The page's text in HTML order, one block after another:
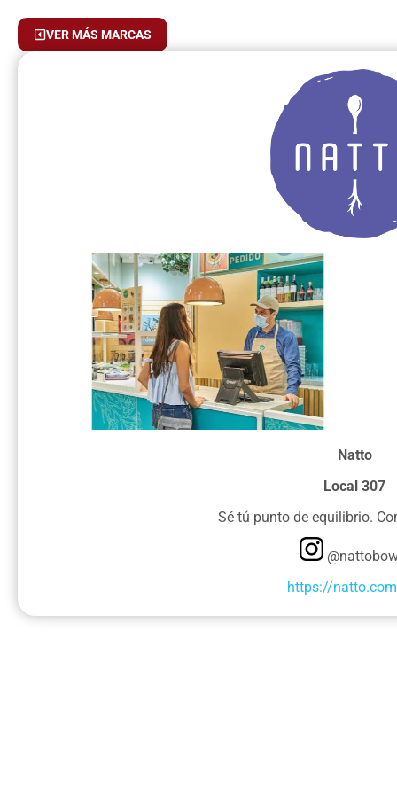
VER MÁS MARCAS
Natto
Local 307
Sé tú punto de equilibrio.
https://